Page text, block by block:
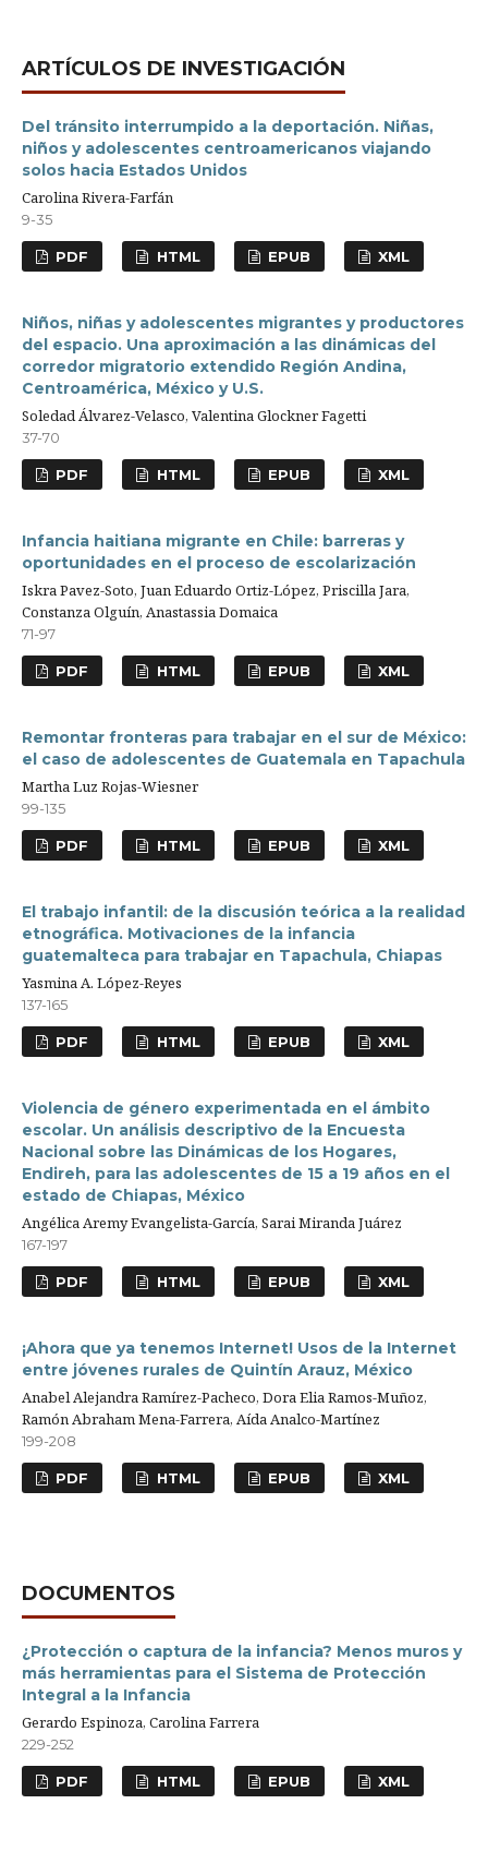
ARTÍCULOS DE INVESTIGACIÓN
Del tránsito interrumpido a la deportación. Niñas,
niños y adolescentes centroamericanos viajando
solos hacia Estados Unidos
Carolina Rivera-Farfán
9-35
PDF HTML EPUB XML
Niños, niñas y adolescentes migrantes y productores
del espacio. Una aproximación a las dinámicas del
corredor migratorio extendido Región Andina,
Centroamérica, México y U.S.
Soledad Álvarez-Velasco, Valentina Glockner Fagetti
37-70
PDF HTML EPUB XML
Infancia haitiana migrante en Chile: barreras y
oportunidades en el proceso de escolarización
Iskra Pavez-Soto, Juan Eduardo Ortiz-López, Priscilla Jara,
Constanza Olguín, Anastassia Domaica
71-97
PDF HTML EPUB XML
Remontar fronteras para trabajar en el sur de México:
el caso de adolescentes de Guatemala en Tapachula
Martha Luz Rojas-Wiesner
99-135
PDF HTML EPUB XML
El trabajo infantil: de la discusión teórica a la realidad
etnográfica. Motivaciones de la infancia
guatemalteca para trabajar en Tapachula, Chiapas
Yasmina A. López-Reyes
137-165
PDF HTML EPUB XML
Violencia de género experimentada en el ámbito
escolar. Un análisis descriptivo de la Encuesta
Nacional sobre las Dinámicas de los Hogares,
Endireh, para las adolescentes de 15 a 19 años en el
estado de Chiapas, México
Angélica Aremy Evangelista-García, Sarai Miranda Juárez
167-197
PDF HTML EPUB XML
¡Ahora que ya tenemos Internet! Usos de la Internet
entre jóvenes rurales de Quintín Arauz, México
Anabel Alejandra Ramírez-Pacheco, Dora Elia Ramos-Muñoz,
Ramón Abraham Mena-Farrera, Aída Analco-Martínez
199-208
PDF HTML EPUB XML
DOCUMENTOS
¿Protección o captura de la infancia? Menos muros y
más herramientas para el Sistema de Protección
Integral a la Infancia
Gerardo Espinoza, Carolina Farrera
229-252
PDF HTML EPUB XML